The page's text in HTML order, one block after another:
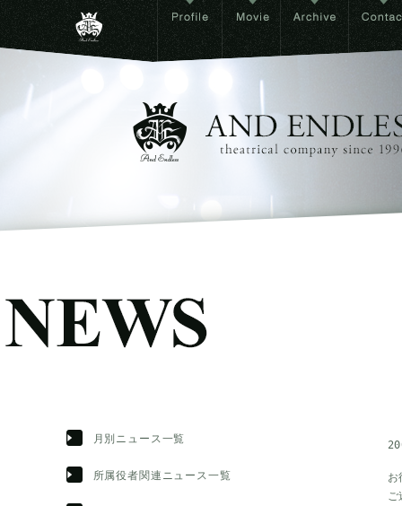
月別ニュース一覧
所属役者関連ニュース一覧
お
ご